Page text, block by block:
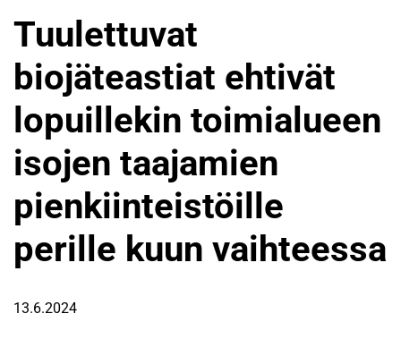
Tuulettuvat
biojäteastiat ehtivät
lopuillekin toimialueen
isojen taajamien
pienkiinteistöille
perille kuun vaihteessa
13.6.2024